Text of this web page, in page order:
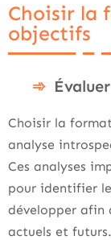
Choisir la
objectifs
Choisir la
analyse
Ces analyses
pour identifier
développer afin
actuels et